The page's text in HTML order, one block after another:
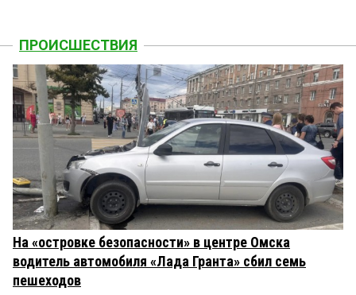
ПРОИСШЕСТВИЯ
На «островке безопасности» в центре Омска
водитель автомобиля «Лада Гранта» сбил семь
пешеходов